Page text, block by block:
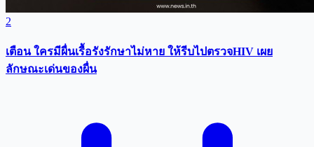
2
เตือน ใครมีผื่นเรื้อรังรักษาไม่หาย ให้รีบไปตรวจHIV เผย
ลักษณะเด่นของผื่น